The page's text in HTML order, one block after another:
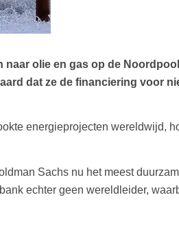
olie en gas op de
dat ze de financiering voor
energieprojecten wereldwijd,
Sachs nu het meest
echter geen wereldleider,